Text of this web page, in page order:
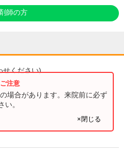
師の方
せください)
場合があります。来院前に必ず
い。
×閉じる